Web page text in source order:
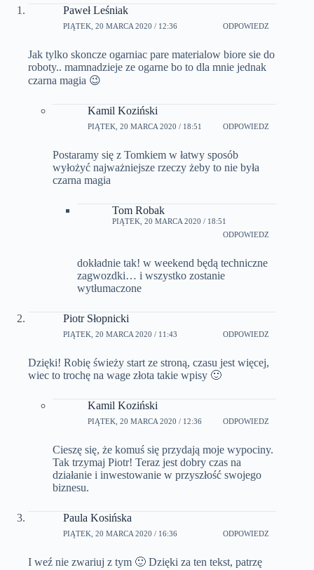
Paweł Leśniak
PIĄTEK, 20 MARCA 2020 / 12:36 ODPOWIEDZ
Jak tylko skoncze ogarniac pare materialow biore sie do
roboty.. mamnadzieje ze ogarne bo to dla mnie jednak
czarna magia 😉
Kamil Koziński
PIĄTEK, 20 MARCA 2020 / 18:51 ODPOWIEDZ
Postaramy się z Tomkiem w łatwy sposób
wyłożyć najważniejsze rzeczy żeby to nie była
czarna magia
Tom Robak
PIĄTEK, 20 MARCA 2020 / 18:51
ODPOWIEDZ
dokładnie tak! w weekend będą techniczne
zagwozdki… i wszystko zostanie
wytłumaczone
Piotr Słopnicki
PIĄTEK, 20 MARCA 2020 / 11:43 ODPOWIEDZ
Dzięki! Robię świeży start ze stroną, czasu jest więcej,
wiec to trochę na wage złota takie wpisy 🙂
Kamil Koziński
PIĄTEK, 20 MARCA 2020 / 12:36 ODPOWIEDZ
Cieszę się, że komuś się przydają moje wypociny.
Tak trzymaj Piotr! Teraz jest dobry czas na
działanie i inwestowanie w przyszłość swojego
biznesu.
Paula Kosińska
PIĄTEK, 20 MARCA 2020 / 16:36 ODPOWIEDZ
I weź nie zwariuj z tym 🙂 Dzięki za ten tekst, patrzę